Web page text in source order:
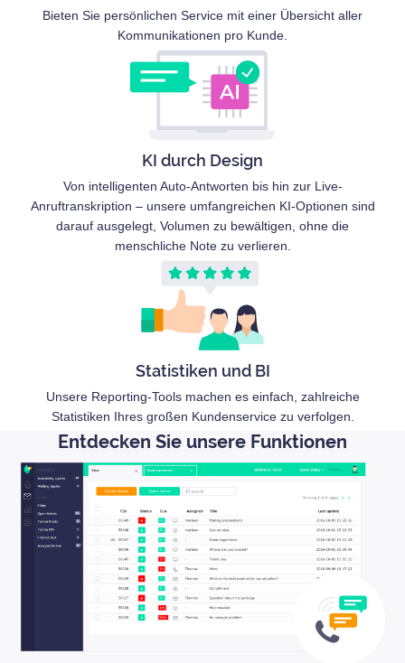
Bieten Sie persönlichen Service mit einer Übersicht aller
Kommunikationen pro Kunde.
KI durch Design
Von intelligenten Auto-Antworten bis hin zur Live-
Anruftranskription – unsere umfangreichen KI-Optionen sind
darauf ausgelegt, Volumen zu bewältigen, ohne die
menschliche Note zu verlieren.
Statistiken und BI
Unsere Reporting-Tools machen es einfach, zahlreiche
Statistiken Ihres großen Kundenservice zu verfolgen.
Entdecken Sie unsere Funktionen